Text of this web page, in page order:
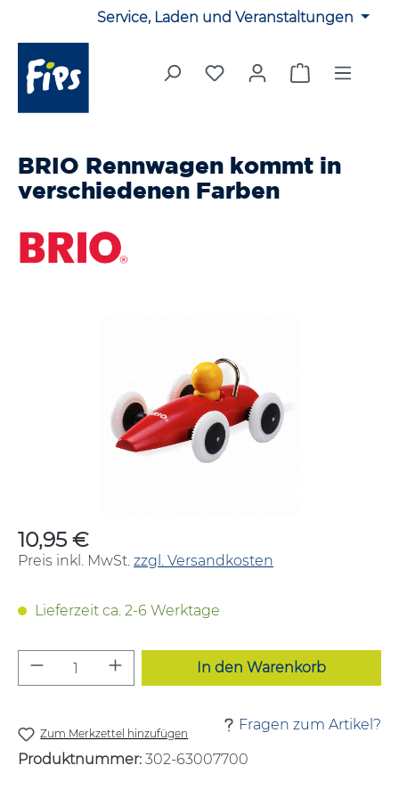
Zum Hauptinhalt springenService, Laden und Veranstaltungen
Du hast 0 Produkte auf
Warenkorb
BRIO Rennwagen kommt in
verschiedenen Farben
Regulärer Preis:
10,95 €
Preis inkl. MwSt. zzgl. Versandkosten
Lieferzeit ca. 2-6 Werktage
Produkt Anzahl: Gib den
In den Warenkorb
Zum Merkzettel hinzufügen
Fragen zum Artikel?
Produktnummer: 302-63007700